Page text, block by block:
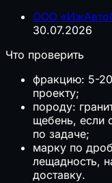
ООО
30.07.2026
Что проверить
фракцию: 5-
проекту;
породу:
щебень, если
по задаче;
марку по
лещадность,
доставку.